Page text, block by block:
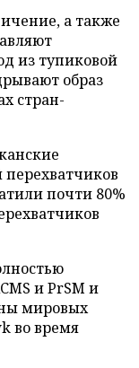
а также
из тупиковой
образ
стран-
перехватчиков
почти 80%
и PrSM и
мировых
во время